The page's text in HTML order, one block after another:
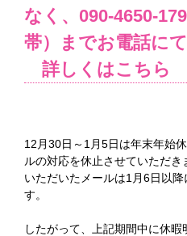
なく、090-4650-
帯）までお電話に
詳しくはこちら
12月30日～1月5日は年末年始
ルの対応を休止させていただき
いただいたメールは1月6日以
す。
したがって、上記期間中に休